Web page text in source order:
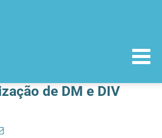
de DM e DIV